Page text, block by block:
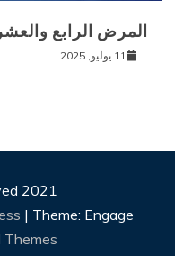
المرض الرابع
11 يوليو, 2025
2021
| Theme: Engage
Themes